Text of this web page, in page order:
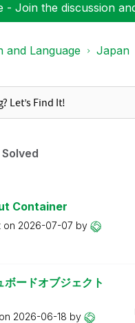
- Join the discussion
and Language Japan
Solved
Container
on 2026-07-07 by
ードオブジェクト
2026-06-18 by